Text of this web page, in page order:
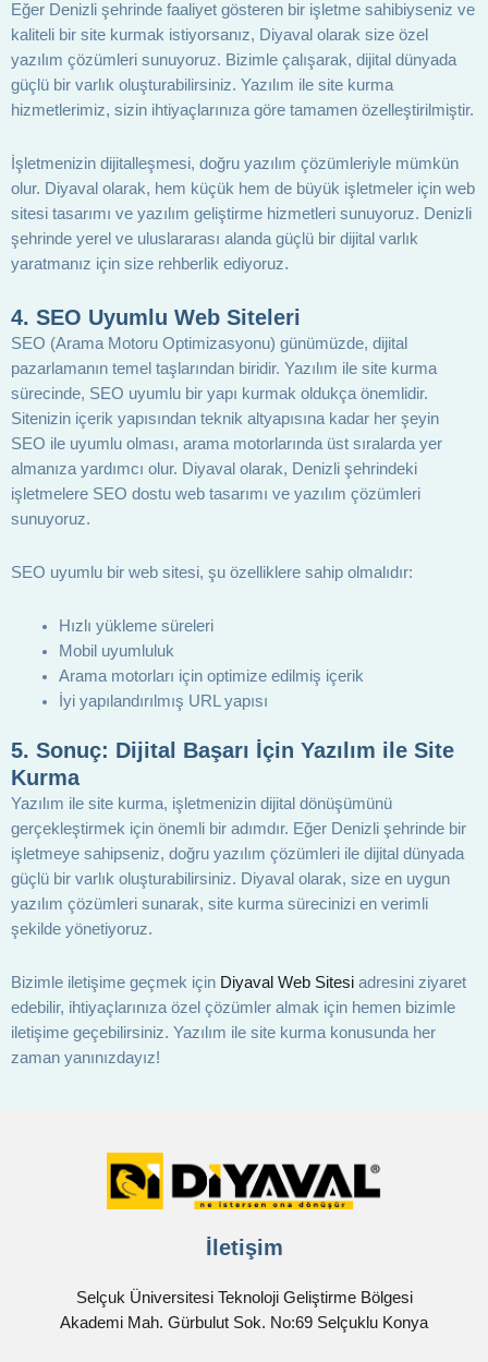
Eğer Denizli şehrinde faaliyet gösteren bir işletme sahibiyseniz ve
kaliteli bir site kurmak istiyorsanız, Diyaval olarak size özel
yazılım çözümleri sunuyoruz. Bizimle çalışarak, dijital dünyada
güçlü bir varlık oluşturabilirsiniz. Yazılım ile site kurma
hizmetlerimiz, sizin ihtiyaçlarınıza göre tamamen özelleştirilmiştir.
İşletmenizin dijitalleşmesi, doğru yazılım çözümleriyle mümkün
olur. Diyaval olarak, hem küçük hem de büyük işletmeler için web
sitesi tasarımı ve yazılım geliştirme hizmetleri sunuyoruz. Denizli
şehrinde yerel ve uluslararası alanda güçlü bir dijital varlık
yaratmanız için size rehberlik ediyoruz.
4. SEO Uyumlu Web Siteleri
SEO (Arama Motoru Optimizasyonu) günümüzde, dijital
pazarlamanın temel taşlarından biridir. Yazılım ile site kurma
sürecinde, SEO uyumlu bir yapı kurmak oldukça önemlidir.
Sitenizin içerik yapısından teknik altyapısına kadar her şeyin
SEO ile uyumlu olması, arama motorlarında üst sıralarda yer
almanıza yardımcı olur. Diyaval olarak, Denizli şehrindeki
işletmelere SEO dostu web tasarımı ve yazılım çözümleri
sunuyoruz.
SEO uyumlu bir web sitesi, şu özelliklere sahip olmalıdır:
Hızlı yükleme süreleri
Mobil uyumluluk
Arama motorları için optimize edilmiş içerik
İyi yapılandırılmış URL yapısı
5. Sonuç: Dijital Başarı İçin Yazılım ile Site
Kurma
Yazılım ile site kurma, işletmenizin dijital dönüşümünü
gerçekleştirmek için önemli bir adımdır. Eğer Denizli şehrinde bir
işletmeye sahipseniz, doğru yazılım çözümleri ile dijital dünyada
güçlü bir varlık oluşturabilirsiniz. Diyaval olarak, size en uygun
yazılım çözümleri sunarak, site kurma sürecinizi en verimli
şekilde yönetiyoruz.
Bizimle iletişime geçmek için Diyaval Web Sitesi adresini ziyaret
edebilir, ihtiyaçlarınıza özel çözümler almak için hemen bizimle
iletişime geçebilirsiniz. Yazılım ile site kurma konusunda her
zaman yanınızdayız!
İletişim
Selçuk Üniversitesi Teknoloji Geliştirme Bölgesi
Akademi Mah. Gürbulut Sok. No:69 Selçuklu Konya